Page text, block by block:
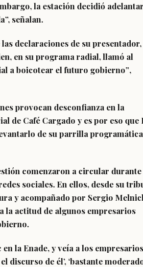
la estación decidió
señalan.
las declaraciones de su presentador,
en su programa radial,llamó al
a boicotear el futuro gobierno”,
provocan desconfianza en la
de Café Cargado y es por eso que
de su parrilla
comenzaron a circular
sociales. En ellos, desde su
y acompañado por Sergio
la actitud de algunos empresarios
la Enade, y veía a los empresarios
discurso de él’, ‘bastante